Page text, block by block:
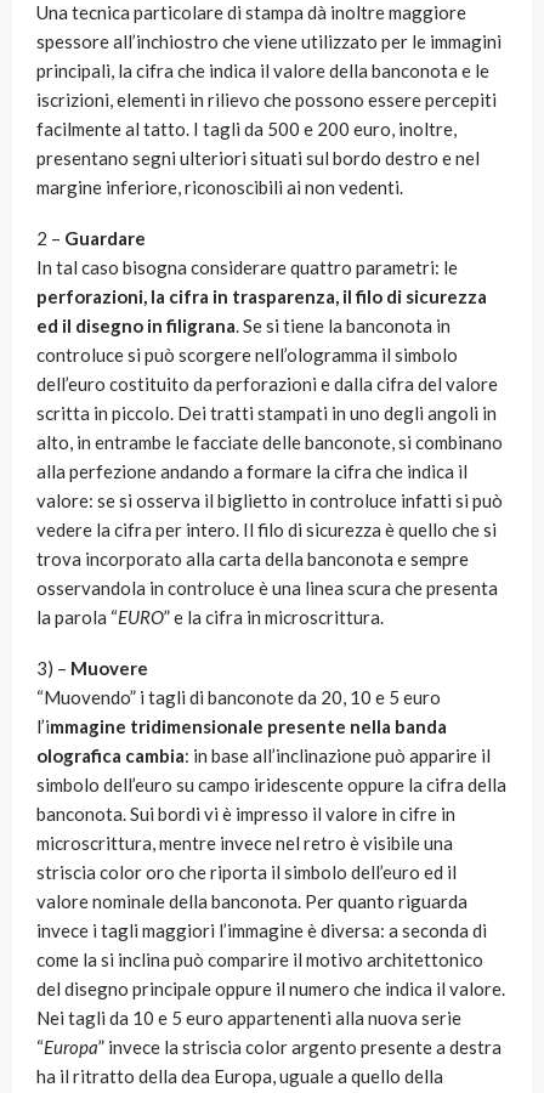
Una tecnica particolare di stampa dà inoltre maggiore
spessore all’inchiostro che viene utilizzato per le immagini
principali, la cifra che indica il valore della banconota e le
iscrizioni, elementi in rilievo che possono essere percepiti
facilmente al tatto. I tagli da 500 e 200 euro, inoltre,
presentano segni ulteriori situati sul bordo destro e nel
margine inferiore, riconoscibili ai non vedenti.
2 – Guardare
In tal caso bisogna considerare quattro parametri: le
perforazioni, la cifra in trasparenza, il filo di sicurezza
ed il disegno in filigrana. Se si tiene la banconota in
controluce si può scorgere nell’ologramma il simbolo
dell’euro costituito da perforazioni e dalla cifra del valore
scritta in piccolo. Dei tratti stampati in uno degli angoli in
alto, in entrambe le facciate delle banconote, si combinano
alla perfezione andando a formare la cifra che indica il
valore: se si osserva il biglietto in controluce infatti si può
vedere la cifra per intero. Il filo di sicurezza è quello che si
trova incorporato alla carta della banconota e sempre
osservandola in controluce è una linea scura che presenta
la parola “EURO” e la cifra in microscrittura.
3) – Muovere
“Muovendo” i tagli di banconote da 20, 10 e 5 euro
l’immagine tridimensionale presente nella banda
olografica cambia: in base all’inclinazione può apparire il
simbolo dell’euro su campo iridescente oppure la cifra della
banconota. Sui bordi vi è impresso il valore in cifre in
microscrittura, mentre invece nel retro è visibile una
striscia color oro che riporta il simbolo dell’euro ed il
valore nominale della banconota. Per quanto riguarda
invece i tagli maggiori l’immagine è diversa: a seconda di
come la si inclina può comparire il motivo architettonico
del disegno principale oppure il numero che indica il valore.
Nei tagli da 10 e 5 euro appartenenti alla nuova serie
“Europa” invece la striscia color argento presente a destra
ha il ritratto della dea Europa, uguale a quello della